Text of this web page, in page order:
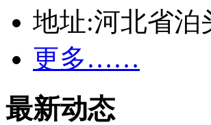
地址:河北省泊
更多……
最新动态